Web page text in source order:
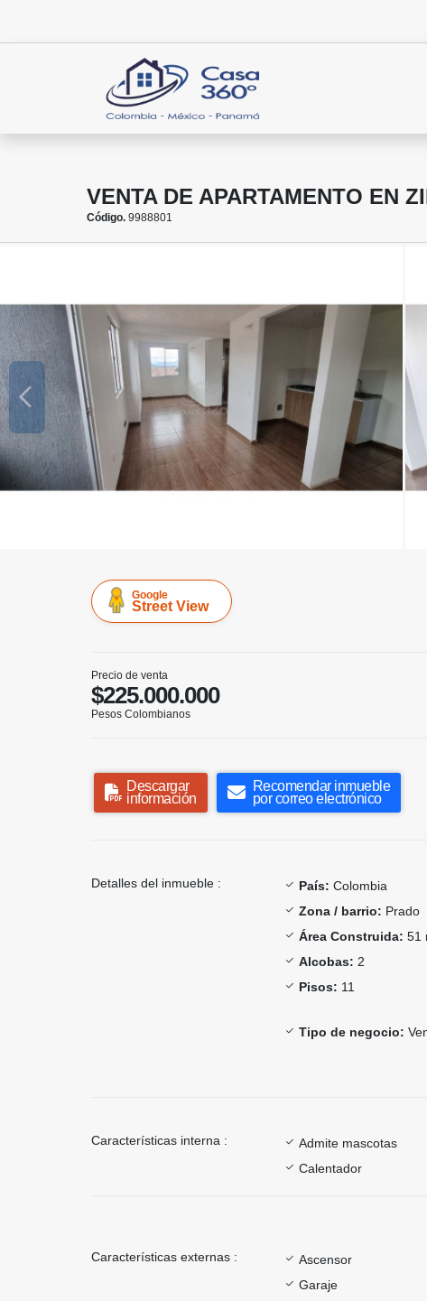
VENTA DE APARTAMENTO EN
Código. 9988801
Google
Street View
Precio de venta
$225.000.000
Pesos Colombianos
Descargar
información
Recomendar inmueble
por correo electrónico
Detalles del inmueble : País: Colombia
Zona / barrio: Prado
Área Construida: 51
Alcobas: 2
Pisos: 11
Tipo de negocio:
Características interna : Admite mascotas
Calentador
Características externas : Ascensor
Garaje